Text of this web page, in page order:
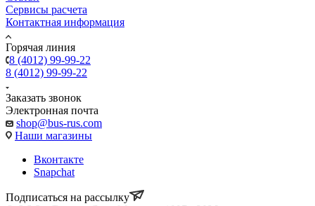
Сервисы расчета
Контактная информация
Горячая линия
8 (4012) 99-99-22
8 (4012) 99-99-22
Заказать звонок
Электронная почта
shop@bus-rus.com
Наши магазины
Вконтакте
Snapchat
Подписаться на рассылку